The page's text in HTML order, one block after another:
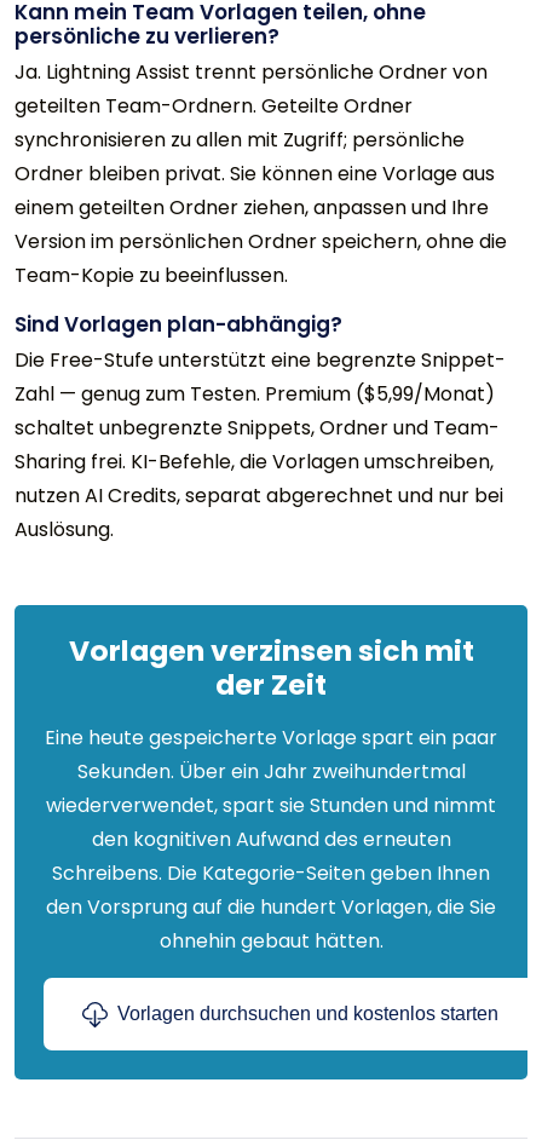
Kann mein Team Vorlagen teilen, ohne
persönliche zu verlieren?
Ja. Lightning Assist trennt persönliche Ordner von
geteilten Team-Ordnern. Geteilte Ordner
synchronisieren zu allen mit Zugriff; persönliche
Ordner bleiben privat. Sie können eine Vorlage aus
einem geteilten Ordner ziehen, anpassen und Ihre
Version im persönlichen Ordner speichern, ohne die
Team-Kopie zu beeinflussen.
Sind Vorlagen plan-abhängig?
Die Free-Stufe unterstützt eine begrenzte Snippet-
Zahl — genug zum Testen. Premium ($5,99/Monat)
schaltet unbegrenzte Snippets, Ordner und Team-
Sharing frei. KI-Befehle, die Vorlagen umschreiben,
nutzen AI Credits, separat abgerechnet und nur bei
Auslösung.
Vorlagen verzinsen sich mit
der Zeit
Eine heute gespeicherte Vorlage spart ein paar
Sekunden. Über ein Jahr zweihundertmal
wiederverwendet, spart sie Stunden und nimmt
den kognitiven Aufwand des erneuten
Schreibens. Die Kategorie-Seiten geben Ihnen
den Vorsprung auf die hundert Vorlagen, die Sie
ohnehin gebaut hätten.
Vorlagen durchsuchen und kostenlos starten